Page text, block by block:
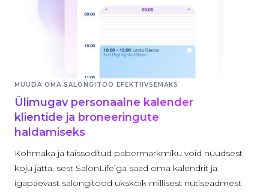
MUUDA OMA SALONGITÖÖ EFEKTIIVSEMAKS
Ülimugav personaalne kalender
klientide ja broneeringute
haldamiseks
Kohmaka ja täissoditud pabermärkmiku võid nüüdsest
koju jätta, sest SalonLife’ga saad oma kalendrit ja
igapäevast salongitööd ükskõik millisest nutiseadmest